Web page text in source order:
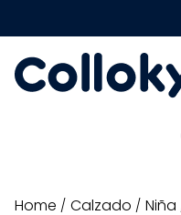
calzado niña